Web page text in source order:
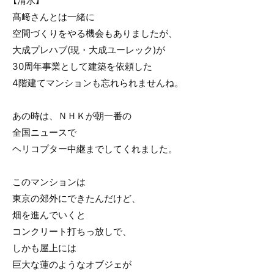
髙﨑さんとは一緒に
空間づくりをやる機会もありましたが、
大成プレハブ(現・大成ユーレック)が
30周年事業として建築を依頼した
4階建てマンションも忘れられませんね。
あの時は、ＮＨＫが朝一番の
全国ニュースで
ヘリコプター中継までしてくれました。
このマンションは
東京の郊外にできたんだけど、
畑を進んでいくと
コンクリート打ちっ放しで、
しかも屋上には
巨大な蓮のようなオブジェが